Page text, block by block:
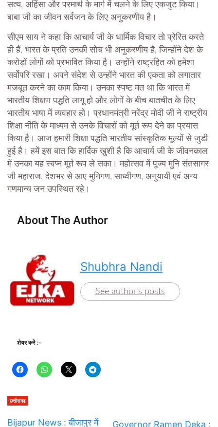
सत्य, अहिंसा और परमार्थ के मार्ग में चलने के लिए एकजुट किया।
बाबा जी का जीवन सर्वजन के लिए अनुकरणीय है।
सीएम साय ने कहा कि आचार्य जी के धार्मिक विचार तो प्रेरित करते
ही हैं, भारत के प्रति उनकी सोच भी अनुकरणीय है, जिन्होंने देश के
करोड़ों लोगों को प्रभावित किया है। उन्होंने राष्ट्रहित को हमेशा
सर्वोपरि रखा। अपने संदेश से उन्होंने भारत की एकता को लगातार
मजबूत करने का काम किया। उनका स्पष्ट मत था कि भारत में
भारतीय शिक्षण पद्धति लागू हो और लोगों के बीच बातचीत के लिए
भारतीय भाषा में व्यवहार हो। प्रधानमंत्री नरेंद्र मोदी जी ने राष्ट्रीय
शिक्षा नीति के माध्यम से उनके विचारों को मूर्त रूप देने का प्रयास
किया है। आज हमारी शिक्षा पद्धति भारतीय सांस्कृतिक मूल्यों से जुडी
हुई है। हमें इस बात कि हार्दिक खुशी है कि आचार्य जी के जीवनकाल
में उनका यह स्वप्न मूर्त रूप ले सका। महोत्सव में पूज्य मुनि संतसागर
जी महाराज, देशभर से आए मुनिगण, साध्वीगण, अनुयायी एवं अन्य
गणमान्य जन उपस्थित रहे।
About The Author
Shubhra Nandi
See author's posts
शेयर करें :-
छत्तीसगढ
Bijapur News : बीजापुर में Governor Ramen Deka :